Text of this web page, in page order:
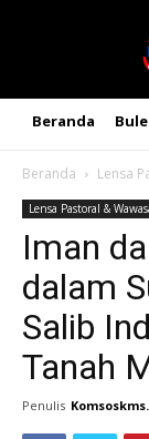
Beranda
Beranda Lensa
Lensa Pastoral &
Iman
dalam
Salib
Tanah
Penulis